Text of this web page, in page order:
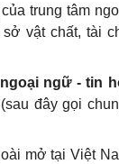
trung tâm
vật chất, tài
ngữ - tin
đây gọi
mở tại Việt